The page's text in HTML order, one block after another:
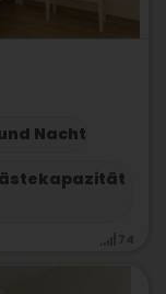
Nacht